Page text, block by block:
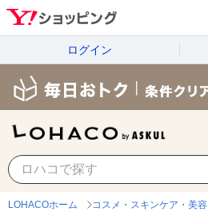
ログイン
LOHACOホーム コスメ・スキンケア・美容